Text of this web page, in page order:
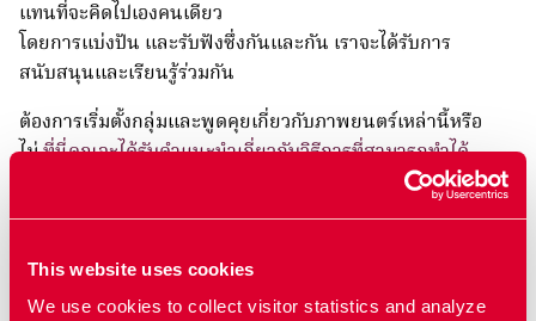
This website uses cookies
We use cookies to collect visitor statistics and analyze
แทนที่จะคิดไปเองคนเดียว
โดยการแบ่งปัน และรับฟังซึ่งกันและกัน เราจะได้รับการ
สนับสนุนและเรียนรู้ร่วมกัน
ต้องการเริ่มตั้งกลุ่มและพูดคุยเกี่ยวกับภาพยนตร์เหล่านี้หรือ
ไม่ที่นี่คุณจะได้รับคำแนะนำเกี่ยวกับวิธีการที่สามารถทำได้
ภาพยนตร์ที่เกี่ยวข้อง